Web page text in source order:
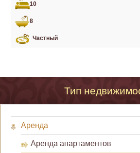
10
8
Частный
Тип
Аренда
Аренда апартаментов